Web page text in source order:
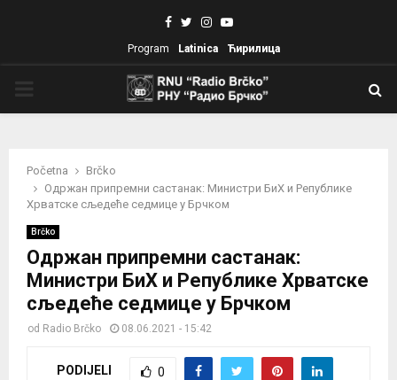
Facebook
TwitterInstagram
Youtube
Program Latinica Ћирилица
Početna
Brčko
Одржан припремни састанак: Министри БиХ и Републике
Хрватске сљедеће седмице у Брчком
Brčko
Одржан припремни састанак:
Министри БиХ и Републике Хрватске
сљедеће седмице у Брчком
od Radio Brčko 08.06.2021 - 15:42
PODIJELI 0